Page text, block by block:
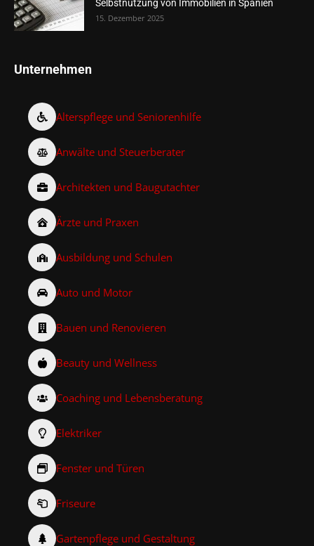
Selbstnutzung von Immobilien in Spanien
15. Dezember 2025
Unternehmen
Alterspflege und Seniorenhilfe
Anwälte und Steuerberater
Architekten und Baugutachter
Ärzte und Praxen
Ausbildung und Schulen
Auto und Motor
Bauen und Renovieren
Beauty und Wellness
Coaching und Lebensberatung
Elektriker
Fenster und Türen
Friseure
Gartenpflege und Gestaltung